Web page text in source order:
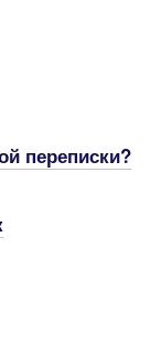
переписки?